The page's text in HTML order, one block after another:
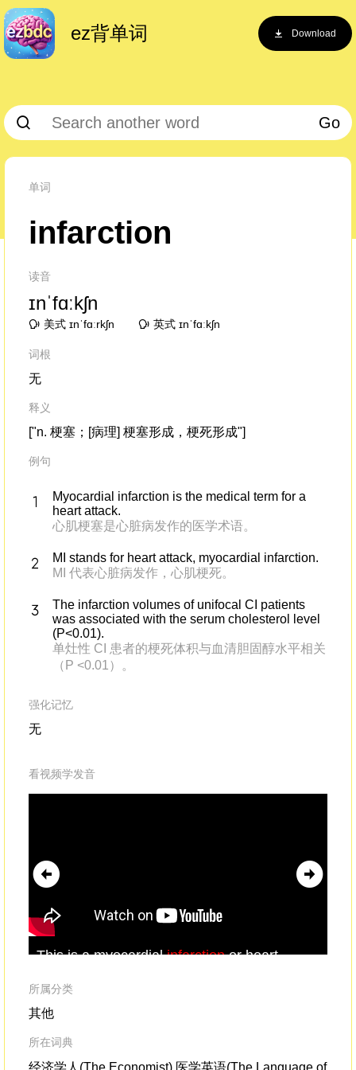
ez背单词 Download
Go
单词
infarction
读音
ɪnˈfɑːkʃn
美式 ɪnˈfɑːrkʃn 英式 ɪnˈfɑːkʃn
词根
无
释义
["n. 梗塞；[病理] 梗塞形成，梗死形成"]
例句
Myocardial infarction is the medical term for a
heart attack.
心肌梗塞是心脏病发作的医学术语。
MI stands for heart attack, myocardial infarction.
MI 代表心脏病发作，心肌梗死。
The infarction volumes of unifocal CI patients
was associated with the serum cholesterol level
(P<0.01).
单灶性 CI 患者的梗死体积与血清胆固醇水平相关
（P <0.01）。
强化记忆
无
看视频学发音
This is a myocardialinfarction,or heart
所属分类
其他
所在词典
经济学人(The Economist),医学英语(The Language of